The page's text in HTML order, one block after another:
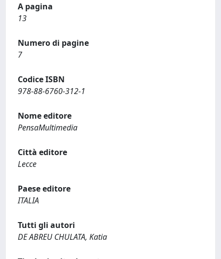
A pagina
13
Numero di pagine
7
Codice ISBN
978-88-6760-312-1
Nome editore
PensaMultimedia
Città editore
Lecce
Paese editore
ITALIA
Tutti gli autori
DE ABREU CHULATA, Katia